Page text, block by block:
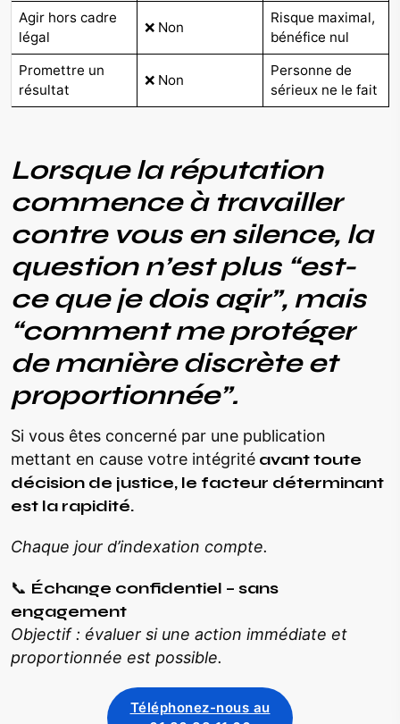
Agir hors cadre
légal
❌ Non
Risque maximal,
bénéfice nul
Promettre un
résultat
❌ Non
Personne de
sérieux ne le fait
Lorsque la réputation
commence à travailler
contre vous en silence, la
question n’est plus “est-
ce que je dois agir”, mais
“comment me protéger
de manière discrète et
proportionnée”.
Si vous êtes concerné par une publication
mettant en cause votre intégrité avant toute
décision de justice, le facteur déterminant
est la rapidité.
Chaque jour d’indexation compte.
📞 Échange confidentiel – sans
engagement
Objectif : évaluer si une action immédiate et
proportionnée est possible.
Téléphonez-nous au